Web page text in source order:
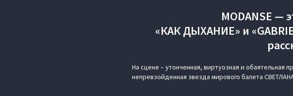
MODANSE —
«КАК ДЫХАНИЕ» и
На сцене – утонченная, виртуозная и обаятельная
непревзойденная звезда мирового балета